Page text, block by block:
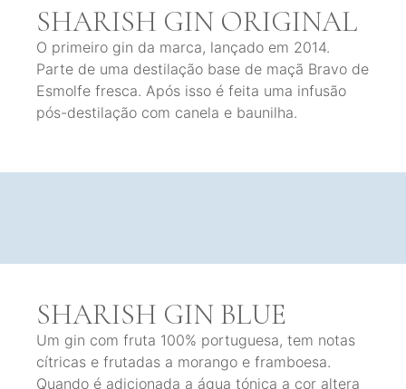
SHARISH GIN ORIGINAL
O primeiro gin da marca, lançado em 2014.
Parte de uma destilação base de maçã Bravo de
Esmolfe fresca. Após isso é feita uma infusão
pós-destilação com canela e baunilha.
SHARISH GIN BLUE
Um gin com fruta 100% portuguesa, tem notas
cítricas e frutadas a morango e framboesa.
Quando é adicionada a água tónica a cor altera